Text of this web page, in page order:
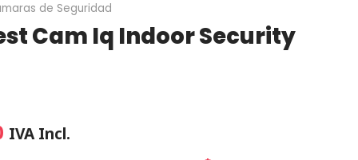
de Seguridad
Cam Iq Indoor Security
IVA Incl.